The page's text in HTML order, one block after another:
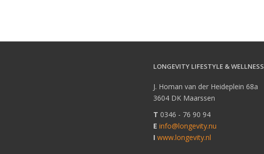
LONGEVITY LIFESTYLE & WELLNESS
J. Homan van der Heideplein 68a
3604 DK Maarssen
T 0346 - 76 90 94
E info@longevity.nu
I www.longevity.nl